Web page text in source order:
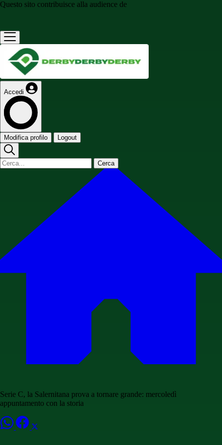
Questo sito contribuisce alla audience de
Accedi
Modifica profilo Logout
Cerca
Serie C, la Salernitana prova a tornare grande: mercoledì
appuntamento con la storia